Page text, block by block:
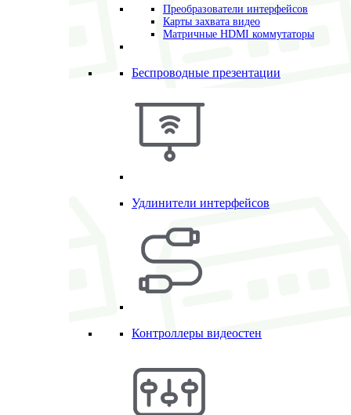
Преобразователи интерфейсов
Карты захвата видео
Матричные HDMI коммутаторы
Беспроводные презентации
Удлинители интерфейсов
Контроллеры видеостен